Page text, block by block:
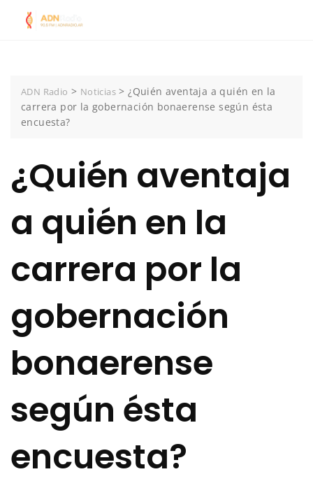
ADN Radio > Noticias > ¿Quién aventaja a quién en la
carrera por la gobernación bonaerense según ésta
encuesta?
¿Quién aventaja
a quién en la
carrera por la
gobernación
bonaerense
según ésta
encuesta?